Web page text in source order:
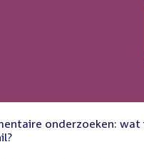
onderzoeken: wat